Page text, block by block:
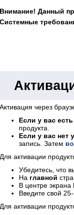
Внимание! Данный
Системные
Активация через
Если у вас
продукта.
Если у вас нет
запись. Затем
Для активации
Убедитесь, что
На главной
В центре экрана
Введите свой
Для активации